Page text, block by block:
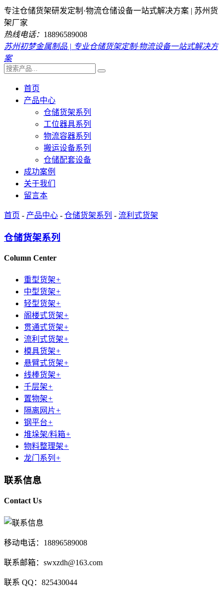
专注仓储货架研发定制·物流仓储设备一站式解决方案 | 苏州货
架厂家
热线电话： 18896589008
苏州初梦金属制品 | 专业仓储货架定制·物流设备一站式解决方
案
首页
产品中心
仓储货架系列
工位器具系列
物流容器系列
搬运设备系列
仓储配套设备
成功案例
关于我们
留言本
首页 - 产品中心 - 仓储货架系列 - 流利式货架
仓储货架系列
Column Center
重型货架+
中型货架+
轻型货架+
阁楼式货架+
贯通式货架+
流利式货架+
模具货架+
悬臂式货架+
线棒货架+
千层架+
置物架+
隔离网片+
钢平台+
堆垛架/料箱+
物料整理架+
龙门系列 +
联系信息
Contact Us
移动电话：18896589008
联系邮箱：swxzdh@163.com
联系 QQ：825430044